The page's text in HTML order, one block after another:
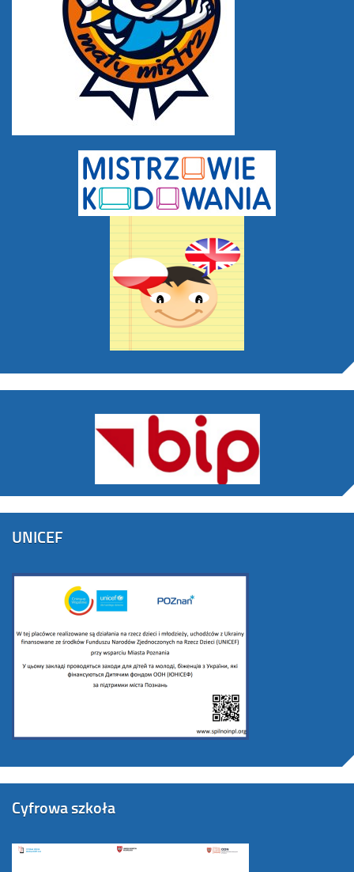
UNICEF
Cyfrowa szkoła